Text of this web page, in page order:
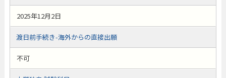
2025年12月2日
渡日前手続き-海外からの直接出願
不可